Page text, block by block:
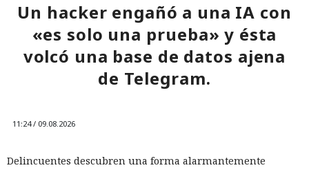
Un hacker engañó a una IA con
«es solo una prueba» y ésta
volcó una base de datos ajena
de Telegram.
11:24 / 09.08.2026
Delincuentes descubren una forma alarmantemente